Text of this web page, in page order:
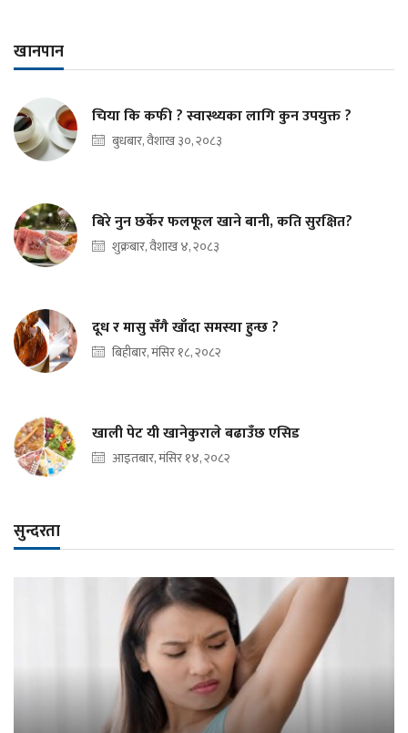
खानपान
चिया कि कफी ? स्वास्थ्यका लागि कुन उपयुक्त ?
बुधबार, वैशाख ३०, २०८३
बिरे नुन छर्केर फलफूल खाने बानी, कति सुरक्षित?
शुक्रबार, वैशाख ४, २०८३
दूध र मासु सँगै खाँदा समस्या हुन्छ ?
बिहीबार, मंसिर १८, २०८२
खाली पेट यी खानेकुराले बढाउँछ एसिड
आइतबार, मंसिर १४, २०८२
सुन्दरता